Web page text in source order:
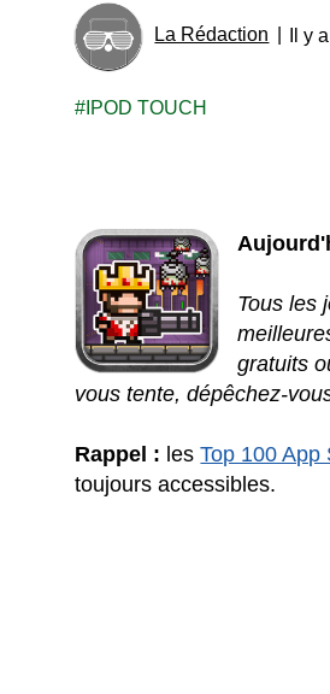
La Rédaction Il y
IPOD TOUCH
Tous les
gratuits
vous tente, dépêchez-
Rappel : lesTop 100 App
toujours accessibles.